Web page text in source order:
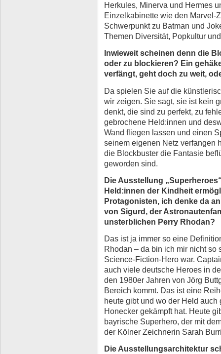
Herkules, Minerva und Hermes
Einzelkabinette wie den Marvel-
Schwerpunkt zu Batman und
Themen Diversität, Popkultur
Inwieweit scheinen denn die
oder zu blockieren? Ein
verfängt, geht doch zu weit,
Da spielen Sie auf die
wir zeigen. Sie sagt, sie ist kein
denkt, die sind zu perfekt, zu
gebrochene Held:innen und
Wand fliegen lassen und einen
seinem eigenen Netz verfangen
die Blockbuster die Fantasie
geworden sind.
Die Ausstellung
Held:innen der Kindheit
Protagonisten, ich denke da
von Sigurd, der
unsterblichen Perry Rhodan?
Das ist ja immer so eine
Rhodan – da bin ich mir nicht so
Science-Fiction-Hero war.
auch viele deutsche Heroes in
den 1980er Jahren von Jörg
Bereich kommt. Das ist eine
heute gibt und wo der Held
Honecker gekämpft hat. Heute
bayrische Superhero, der mit
der Kölner Zeichnerin Sarah
Die Ausstellungsarchitektur